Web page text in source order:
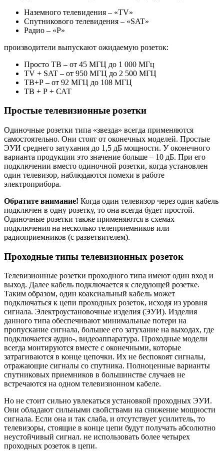
Наземного телевидения – «TV»
Спутникового телевидения – «SAT»
Радио – «Р»
производители выпускают ожидаемую розеток:
Просто ТВ – от 45 МГЦ до 1 000 МГц
TV + SAT – от 950 МГЦ до 2 500 МГЦ
ТВ+Р – от 92 МГЦ до 108 МГЦ
ТВ + Р + САТ
Простые телевизионные розетки
Одиночные розетки типа «звезда» всегда применяются
самостоятельно. Они стоят от оконечных моделей. Простые
ЭУИ среднего затухания до 1,5 дБ мощности. У оконечного
варианта продукции это значение больше – 10 дБ. При его
подключении вместо одиночной розетки, когда установлен
один телевизор, наблюдаются помехи в работе
электроприбора.
Обратите внимание! Когда один телевизор через один кабель
подключен в одну розетку, то она всегда будет простой.
Одиночные розетки также применяются в схемах
подключения на несколько телеприемников или
радиоприемников (с разветвителем).
Проходные типы телевизионных розеток
Телевизионные розетки проходного типа имеют один вход и
выход. Далее кабель подключается к следующей розетке.
Таким образом, один коаксиальный кабель может
подключаться к цепи проходных розеток, исходя из уровня
сигнала. Электроустановочные изделия (ЭУИ). Изделия
данного типа обеспечивают минимальные потери на
пропускание сигнала, большее его затухание на выходах, где
подключается аудио-, видеоаппаратура. Проходные модели
всегда монтируются вместе с оконечными, которые
затрагиваются в конце цепочки. Их не беспокоят сигналы,
отражающие сигналы со спутника. Полноценные варианты
спутниковых приемников в большинстве случаев не
встречаются на одном телевизионном кабеле.
Но не стоит сильно увлекаться установкой проходных ЭУИ.
Они обладают сильными свойствами на снижение мощности
сигнала. Если она и так слаба, и отсутствует усилитель, то
телевизоры, стоящие в конце цепи будут получать абсолютно
неустойчивый сигнал. не использовать более четырех
проходных розеток в цепи.